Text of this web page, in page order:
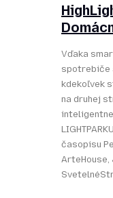
Vďaka
spotrebiče
kdekoľvek
na druhej
inteligentne
časopisu
ArteHouse,